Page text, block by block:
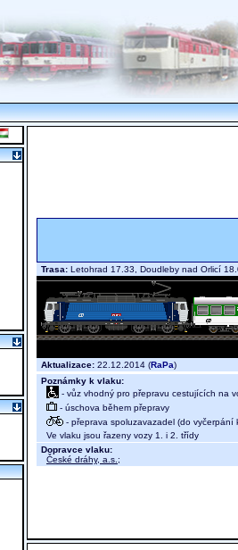
Trasa: Letohrad 17.33, Doudleby nad Orlicí
Aktualizace: 22.12.2014 (RaPa)
Poznámky k vlaku:
- vůz vhodný pro přepravu cestujících na
- úschova během přepravy
- přeprava spoluzavazadel (do vyčerpání
Ve vlaku jsou řazeny vozy 1. i 2. třídy
Dopravce vlaku:
České dráhy, a.s. ;